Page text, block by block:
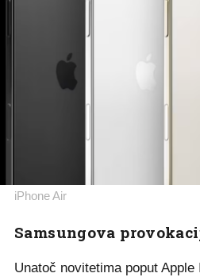
iPhone Air
Samsungova
Unatoč novitetima poput